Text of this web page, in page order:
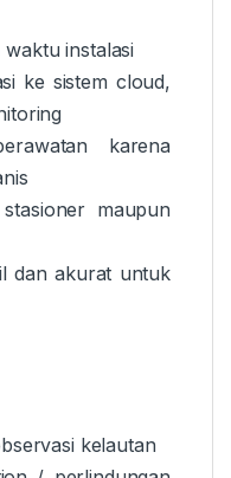
instalasi
ke sistem cloud,
karena
maupun
dan akurat untuk
kelautan